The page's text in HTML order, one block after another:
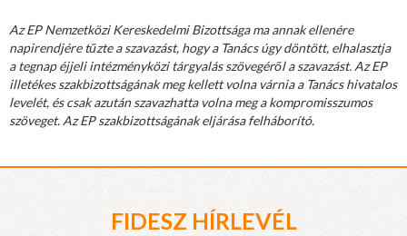
Az EP Nemzetközi Kereskedelmi Bizottsága ma annak ellenére
napirendjére tűzte a szavazást, hogy a Tanács úgy döntött, elhalasztja
a tegnap éjjeli intézményközi tárgyalás szövegéről a szavazást. Az EP
illetékes szakbizottságának meg kellett volna várnia a Tanács hivatalos
levelét, és csak azután szavazhatta volna meg a kompromisszumos
szöveget. Az EP szakbizottságának eljárása felháborító.
FIDESZ HÍRLEVÉL